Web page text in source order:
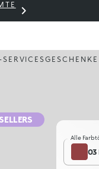
SERVICESGESCHENKE
Alle
03